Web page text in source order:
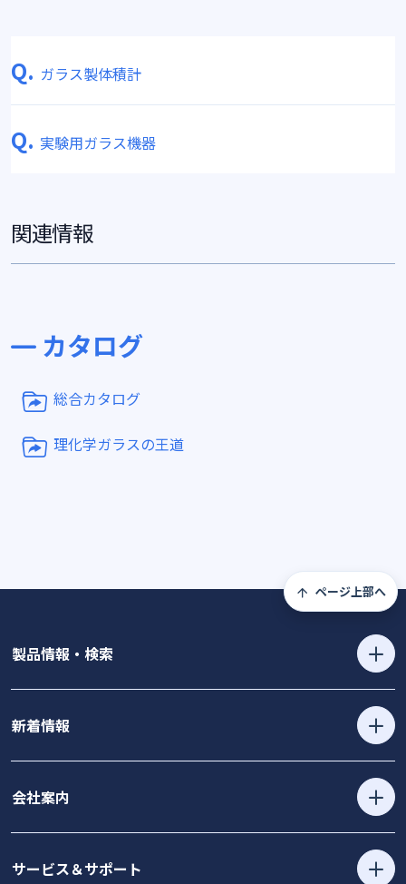
Q. ガラス製体積計
Q. 実験用ガラス機器
関連情報
カタログ
総合カタログ
理化学ガラスの王道
ページ上部へ
製品情報・検索
新着情報
会社案内
サービス＆サポート